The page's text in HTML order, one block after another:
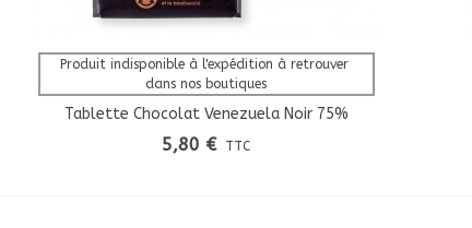
Afficher Plus
Produit indisponible à l'expédition à retrouver
dans nos boutiques
Tablette Chocolat Venezuela Noir 75%
Grandes Origines
5,80 € TTC